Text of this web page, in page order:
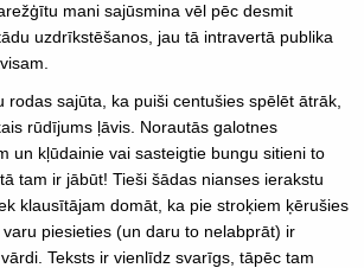
mani sajūsmina vēl pēc desmit
uzdrīkstēšanos, jau tā intravertā publika
rodas sajūta, ka puiši centušies spēlēt ātrāk,
rūdījums ļāvis. Norautās galotnes
un kļūdainie vai sasteigtie bungu sitieni to
tam ir jābūt! Tieši šādas nianses ierakstu
klausītājam domāt, ka pie stroķiem ķērušies
piesieties (un daru to nelabprāt) ir
Teksts ir vienlīdz svarīgs, tāpēc tam